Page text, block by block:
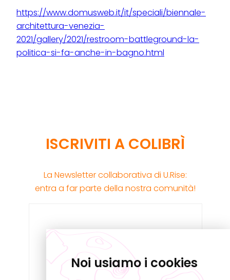
Noi usiamo i cookies
https://www.domusweb.it/it/speciali/biennale-
architettura-venezia-
2021/gallery/2021/restroom-battleground-la-
politica-si-fa-anche-in-bagno.html
ISCRIVITI A COLIBRÌ
La Newsletter collaborativa di U.Rise:
entra a far parte della nostra comunità!